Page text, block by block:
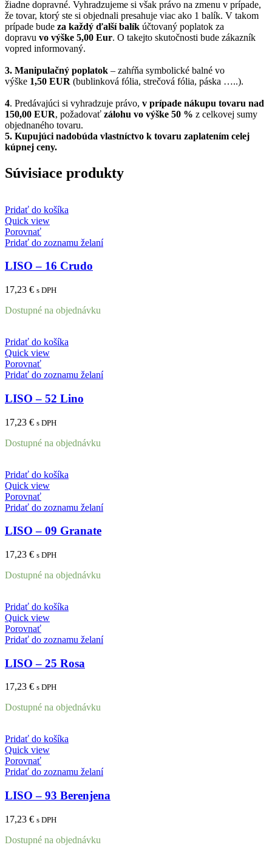
žiadne dopravné. Vyhradzujeme si však právo na zmenu v prípade,
že tovar, ktorý ste si objednali presahuje viac ako 1 balík. V takom
prípade bude za každý ďalší balík účtovaný poplatok za
dopravu vo výške 5,00 Eur. O takejto skutočnosti bude zákazník
vopred informovaný.
3. Manipulačný poplatok – zahŕňa symbolické balné vo
výške 1,50 EUR (bublinková fólia, strečová fólia, páska …..).
4. Predávajúci si vyhradzuje právo, v prípade nákupu tovaru nad
150,00 EUR, požadovať zálohu vo výške 50 % z celkovej sumy
objednaného tovaru.
5. Kupujúci nadobúda vlastníctvo k tovaru zaplatením celej
kúpnej ceny.
Súvisiace produkty
Pridať do košíka
Quick view
Porovnať
Pridať do zoznamu želaní
LISO – 16 Crudo
17,23 € s DPH
Dostupné na objednávku
Pridať do košíka
Quick view
Porovnať
Pridať do zoznamu želaní
LISO – 52 Lino
17,23 € s DPH
Dostupné na objednávku
Pridať do košíka
Quick view
Porovnať
Pridať do zoznamu želaní
LISO – 09 Granate
17,23 € s DPH
Dostupné na objednávku
Pridať do košíka
Quick view
Porovnať
Pridať do zoznamu želaní
LISO – 25 Rosa
17,23 € s DPH
Dostupné na objednávku
Pridať do košíka
Quick view
Porovnať
Pridať do zoznamu želaní
LISO – 93 Berenjena
17,23 € s DPH
Dostupné na objednávku